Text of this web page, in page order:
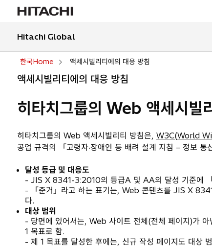
Hitachi Global
한국Home 액세시빌리티에의 대응 방침
액세시빌리티에의 대응 방침
히타치그룹의 Web 액세시빌
히타치그룹의 Web 액세시빌리티 방침은, W3C(World
공업 규격의 「고령자·장애인 등 배려 설계 지침 – 정보
달성 등급 및 대응도
- JIS X 8341-3:2010의 등급A 및 AA의 달성 기준에
- 「준거」라고 하는 표기는, Web 콘텐츠를 JIS X
다.
대상 범위
- 당면에 있어서는, Web 사이트 전체(전체 페이지)가
1 목표로 함.
- 제 1 목표를 달성한 후에는, 신규 작성 페이지도 대상